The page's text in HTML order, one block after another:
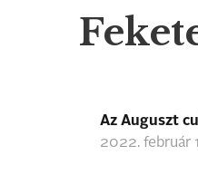
Az Auguszt
2022. február